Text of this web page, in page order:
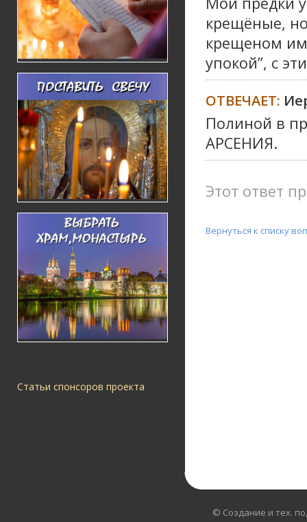
Статьи спонсоров проекта
крещёные,
крещеном
упокой”, с
ОТВЕЧАЕТ:
Полиной в
АРСЕНИЯ.
Этот ответ
Вернуться к списку
© Создание и тех.